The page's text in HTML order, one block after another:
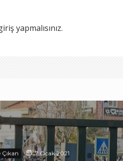
yapmalısınız.
Çıkan
7 Ocak 2021